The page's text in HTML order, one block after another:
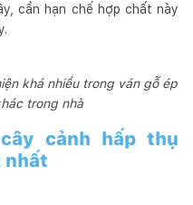
cần hạn chế hợp chất này
khá nhiều trong ván gỗ ép
trong nhà
cảnh hấp thụ
nhất